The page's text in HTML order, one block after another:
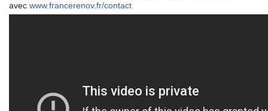
avec www.francerenov.fr/contact